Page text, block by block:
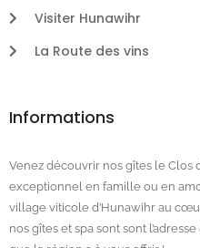
Visiter Hunawihr
La Route des vins
Informations
Venez découvrir nos gîtes le Clos
exceptionnel en famille ou en
village viticole d’Hunawihr au
nos gîtes et spa sont sont